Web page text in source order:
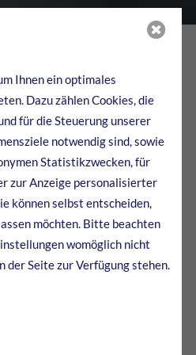
wie ein
der Werkstoff viele
besitzt, ist die
problematisch. Wie
Wir stellen einige
Ihnen ein optimales
Dazu zählen Cookies, die
für die Steuerung unserer
notwendig sind, sowie
Statistikzwecken, für
zur Anzeige personalisierter
können selbst entscheiden,
möchten. Bitte beachten
womöglich nicht
Seite zur Verfügung stehen.